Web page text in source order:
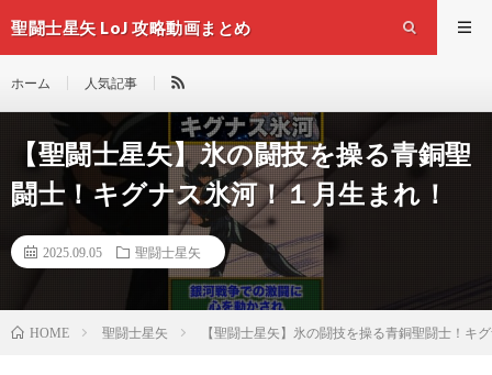
聖闘士星矢 LoJ 攻略動画まとめ
ホーム 人気記事
【聖闘士星矢】氷の闘技を操る青銅聖
闘士！キグナス氷河！１月生まれ！
2025.09.05 聖闘士星矢
HOME 聖闘士星矢 【聖闘士星矢】氷の闘技を操る青銅聖闘士！キ